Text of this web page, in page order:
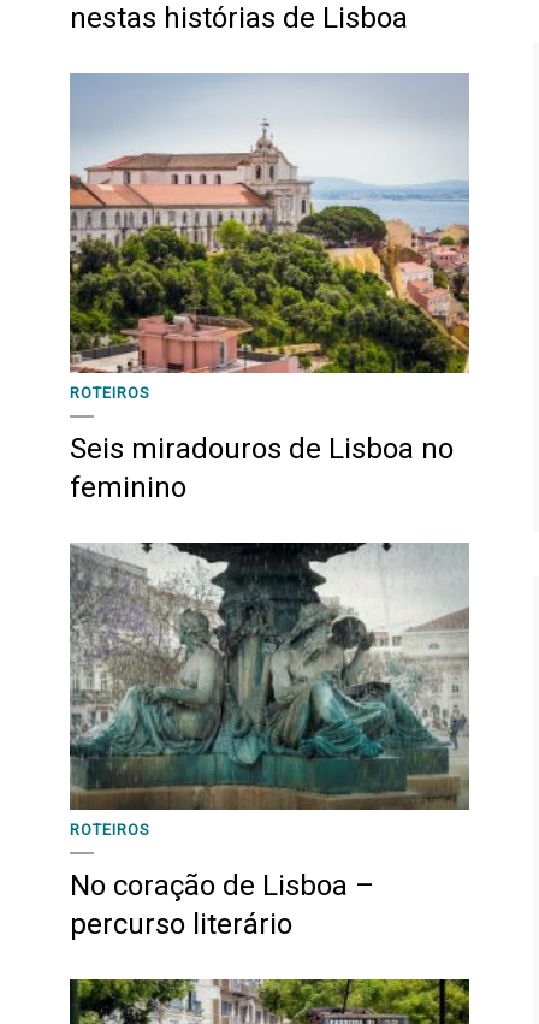
nestas histórias de Lisboa
ROTEIROS
Seis miradouros de Lisboa no
feminino
ROTEIROS
No coração de Lisboa –
percurso literário